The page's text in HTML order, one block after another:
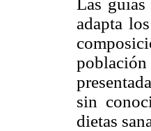
adapta
población
sin
dietas